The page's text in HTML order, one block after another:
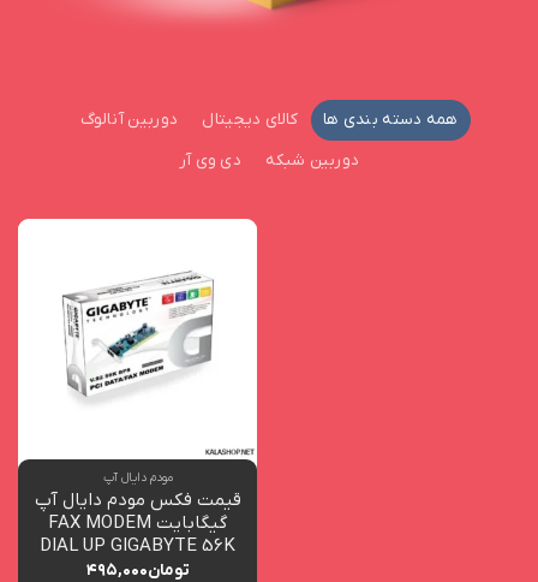
همه دسته بندی ها کالای دیجیتال
دوربین آنالوگ
دوربین شبکه
دی وی آر
افزودن
مودم دایال آپ
قیمت فکس مودم دایال آپ
گیگابایت FAX MODEM
DIAL UP GIGABYTE 56K
تومان۴۹۵,۰۰۰